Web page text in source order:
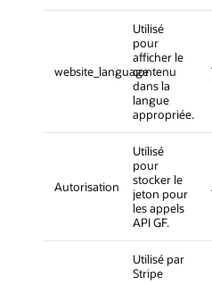
website_language
Utilisé
pour
afficher le
contenu
dans la
langue
appropriée.
Autorisation
Utilisé
pour
stocker le
jeton pour
les appels
API GF.
Utilisé par
Stripe